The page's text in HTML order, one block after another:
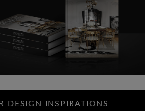
DESIGN INSPIRATIONS